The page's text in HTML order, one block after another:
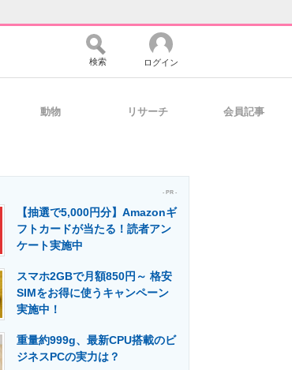
マーケ×ITの今がよく分かる
建設×テクノロジーの最前線
検索 ログイン
動物 リサーチ 会員記事
- PR -
【抽選で5,000円分】Amazonギ
フトカードが当たる！読者アン
ケート実施中
スマホ2GBで月額850円～ 格安
SIMをお得に使うキャンペーン
実施中！
重量約999g、最新CPU搭載のビ
ジネスPCの実力は？